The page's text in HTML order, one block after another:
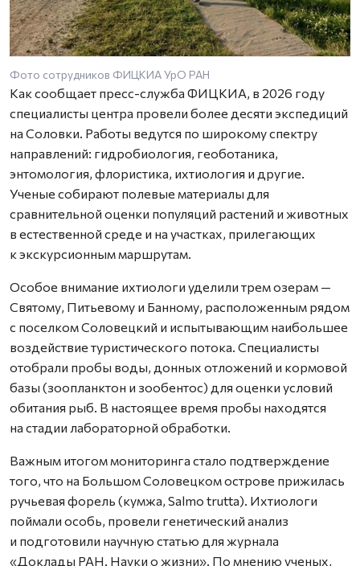
Фото сотрудников ФИЦКИА УрО РАН
Как сообщает пресс-служба ФИЦКИА, в 2026 году
специалисты центра провели более десяти экспедиций
на Соловки. Работы ведутся по широкому спектру
направлений: гидробиология, геоботаника,
энтомология, флористика, ихтиология и другие.
Ученые собирают полевые материалы для
сравнительной оценки популяций растений и животных
в естественной среде и на участках, прилегающих
к экскурсионным маршрутам.
Особое внимание ихтиологи уделили трем озерам —
Святому, Питьевому и Банному, расположенным рядом
с поселком Соловецкий и испытывающим наибольшее
воздействие туристического потока. Специалисты
отобрали пробы воды, донных отложений и кормовой
базы (зоопланктон и зообентос) для оценки условий
обитания рыб. В настоящее время пробы находятся
на стадии лабораторной обработки.
Важным итогом мониторинга стало подтверждение
того, что на Большом Соловецком острове прижилась
ручьевая форель (кумжа, Salmo trutta). Ихтиологи
поймали особь, провели генетический анализ
и подготовили научную статью для журнала
«Доклады РАН. Науки о жизни». По мнению ученых,